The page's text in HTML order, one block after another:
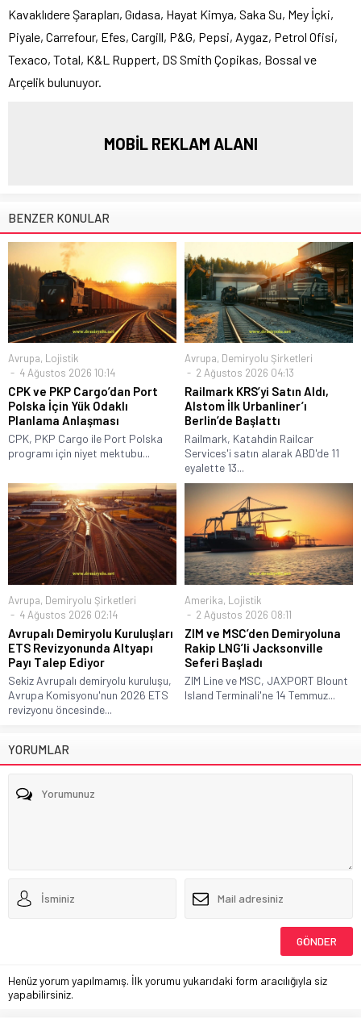
Kavaklıdere Şarapları, Gıdasa, Hayat Kimya, Saka Su, Mey İçki,
Piyale, Carrefour, Efes, Cargill, P&G, Pepsi, Aygaz, Petrol Ofisi,
Texaco, Total, K&L Ruppert, DS Smith Çopikas, Bossal ve
Arçelik bulunuyor.
MOBİL REKLAM ALANI
BENZER KONULAR
Avrupa, Lojistik
4 Ağustos 2026 10:14
CPK ve PKP Cargo’dan Port
Polska İçin Yük Odaklı
Planlama Anlaşması
CPK, PKP Cargo ile Port Polska
programı için niyet mektubu...
Avrupa, Demiryolu Şirketleri
2 Ağustos 2026 04:13
Railmark KRS’yi Satın Aldı,
Alstom İlk Urbanliner’ı
Berlin’de Başlattı
Railmark, Katahdin Railcar
Services'i satın alarak ABD'de 11
eyalette 13...
Avrupa, Demiryolu Şirketleri
4 Ağustos 2026 02:14
Avrupalı Demiryolu Kuruluşları
ETS Revizyonunda Altyapı
Payı Talep Ediyor
Sekiz Avrupalı demiryolu kuruluşu,
Avrupa Komisyonu'nun 2026 ETS
revizyonu öncesinde...
Amerika, Lojistik
2 Ağustos 2026 08:11
ZIM ve MSC’den Demiryoluna
Rakip LNG’li Jacksonville
Seferi Başladı
ZIM Line ve MSC, JAXPORT Blount
Island Terminali'ne 14 Temmuz...
YORUMLAR
Henüz yorum yapılmamış. İlk yorumu yukarıdaki form aracılığıyla siz
yapabilirsiniz.